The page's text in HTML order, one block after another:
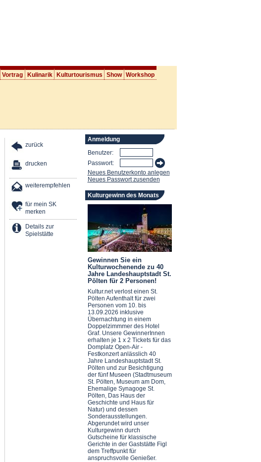
Vortrag Kulinarik Kulturtourismus Show Workshop
zurück
drucken
weiterempfehlen
für mein SK
merken
Details zur
Spielstätte
Anmeldung
Benutzer:
Passwort:
Neues Benutzerkonto anlegen
Neues Passwort zusenden
Kulturgewinn des Monats
Gewinnen Sie ein
Kulturwochenende zu 40
Jahre Landeshauptstadt St.
Pölten für 2 Personen!
Kultur.net verlost einen St.
Pölten Aufenthalt für zwei
Personen vom 10. bis
13.09.2026 inklusive
Übernachtung in einem
Doppelzimmmer des Hotel
Graf. Unsere GewinnerInnen
erhalten je 1 x 2 Tickets für das
Domplatz Open-Air -
Festkonzert anlässlich 40
Jahre Landeshauptstadt St.
Pölten und zur Besichtigung
der fünf Museen (Stadtmuseum
St. Pölten, Museum am Dom,
Ehemalige Synagoge St.
Pölten, Das Haus der
Geschichte und Haus für
Natur) und dessen
Sonderausstellungen.
Abgerundet wird unser
Kulturgewinn durch
Gutscheine für klassische
Gerichte in der Gaststätte Figl
dem Treffpunkt für
anspruchsvolle Genießer.